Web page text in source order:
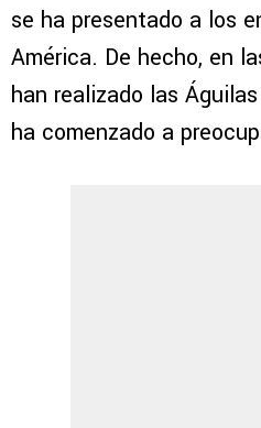
se ha presentado a los
América. De hecho, en
han realizado las Águilas
ha comenzado a